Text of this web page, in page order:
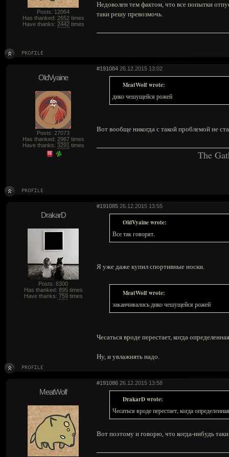
Posts: 12064
Has thanked: 2652times
Have thanks: 2442times
Недоволен тем фактом, что все попытки
таки решу превозмочь.
#191084 26.12.2015 13:02
OldVyaine
Posts: 27073
Has thanked: 2967times
Have thanks: 3291 times
MeatWolf wrote:
дико чешущейся рожей
Вот вообще никогда с такой проблемой не
The
#191085 26.12.2015 13:55
DrakarD
Posts: 6300
Has thanked: 895times
Have thanks: 759times
OldVyaine wrote:
Все так говорят.
Я уже даже купил спортивные носки.
MeatWolf wrote:
заканчивались дико чешущейся рожей
Чесаться вроде перестает, когда
Ну, и увлажнять надо.
#191086 26.12.2015 13:58
MeatWolf
DrakarD wrote:
Чесаться вроде перестает, когда
Вот поэтому и говорю, что когда-нибудь